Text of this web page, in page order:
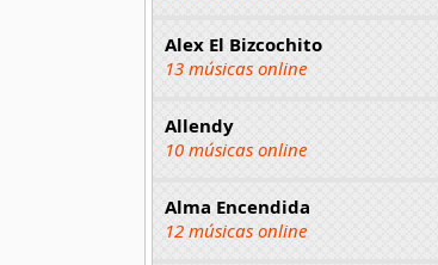
Alex El Bizcochito
13 músicas online
Allendy
10 músicas online
Alma Encendida
12 músicas online